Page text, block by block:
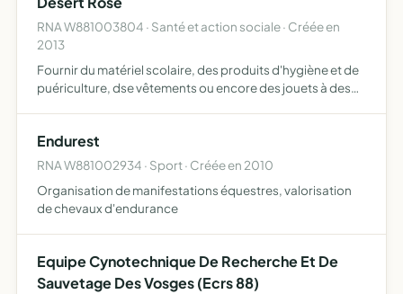
RNA W881003804 · Santé et action sociale · Créée en
2013
Fournir du matériel scolaire, des produits d'hygiène et de
puériculture, dse vêtements ou encore des jouets à des
Sabl…
Endurest
RNA W881002934 · Sport · Créée en 2010
Organisation de manifestations équestres, valorisation
de chevaux d'endurance
Equipe Cynotechnique De Recherche Et De
Sauvetage Des Vosges (Ecrs 88)